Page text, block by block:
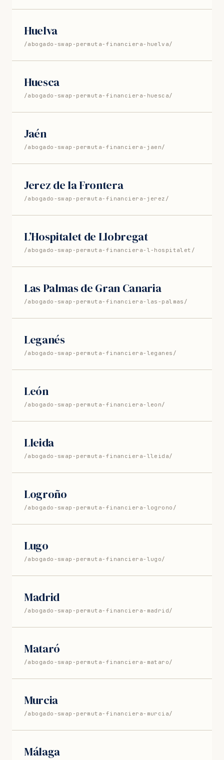
Huelva
/abogado-swap-permuta-financiera-huelva/
Huesca
/abogado-swap-permuta-financiera-huesca/
Jaén
/abogado-swap-permuta-financiera-jaen/
Jerez de la Frontera
/abogado-swap-permuta-financiera-jerez/
L’Hospitalet de Llobregat
/abogado-swap-permuta-financiera-l-hospitalet/
Las Palmas de Gran Canaria
/abogado-swap-permuta-financiera-las-palmas/
Leganés
/abogado-swap-permuta-financiera-leganes/
León
/abogado-swap-permuta-financiera-leon/
Lleida
/abogado-swap-permuta-financiera-lleida/
Logroño
/abogado-swap-permuta-financiera-logrono/
Lugo
/abogado-swap-permuta-financiera-lugo/
Madrid
/abogado-swap-permuta-financiera-madrid/
Mataró
/abogado-swap-permuta-financiera-mataro/
Murcia
/abogado-swap-permuta-financiera-murcia/
Málaga